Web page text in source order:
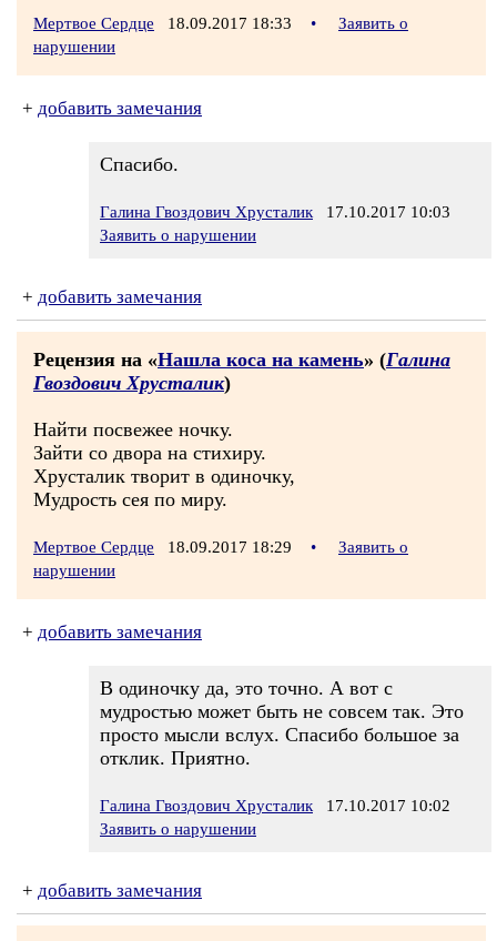
Мертвое Сердце 18.09.2017 18:33 •
Заявить о
нарушении
+ добавить замечания
Спасибо.
Галина Гвоздович Хрусталик 17.10.2017 10:03
Заявить о нарушении
+ добавить замечания
Рецензия на «Нашла коса на камень» (Галина
Гвоздович Хрусталик)
Найти посвежее ночку.
Зайти со двора на стихиру.
Хрусталик творит в одиночку,
Мудрость сея по миру.
Мертвое Сердце 18.09.2017 18:29 •
Заявить о
нарушении
+ добавить замечания
В одиночку да, это точно. А вот с
мудростью может быть не совсем так. Это
просто мысли вслух. Спасибо большое за
отклик. Приятно.
Галина Гвоздович Хрусталик 17.10.2017 10:02
Заявить о нарушении
+ добавить замечания